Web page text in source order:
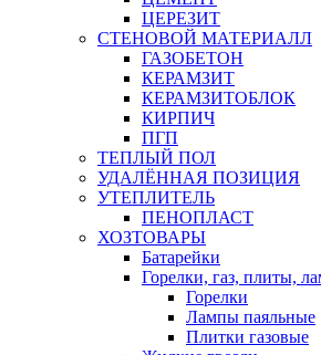
ЦЕРЕЗИТ
СТЕНОВОЙ МАТЕРИАЛЛ
ГАЗОБЕТОН
КЕРАМЗИТ
КЕРАМЗИТОБЛОК
КИРПИЧ
ПГП
ТЕПЛЫЙ ПОЛ
УДАЛЁННАЯ ПОЗИЦИЯ
УТЕПЛИТЕЛЬ
ПЕНОПЛАСТ
ХОЗТОВАРЫ
Батарейки
Горелки, газ, плиты,
Горелки
Лампы паяльные
Плитки газовые